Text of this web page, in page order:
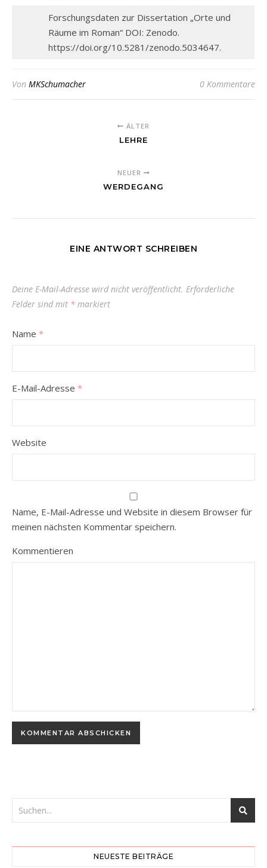
Forschungsdaten zur Dissertation „Orte und
Räume im Roman“ DOI: Zenodo.
https://doi.org/10.5281/zenodo.5034647.
Von MKSchumacher 0 Kommentare
ÄLTER
LEHRE
NEUER
WERDEGANG
EINE ANTWORT SCHREIBEN
Deine E-Mail-Adresse wird nicht veröffentlicht. Erforderliche
Felder sind mit * markiert
Name *
E-Mail-Adresse *
Website
Name, E-Mail-Adresse und Website in diesem Browser für
meinen nächsten Kommentar speichern.
Kommentieren
NEUESTE BEITRÄGE